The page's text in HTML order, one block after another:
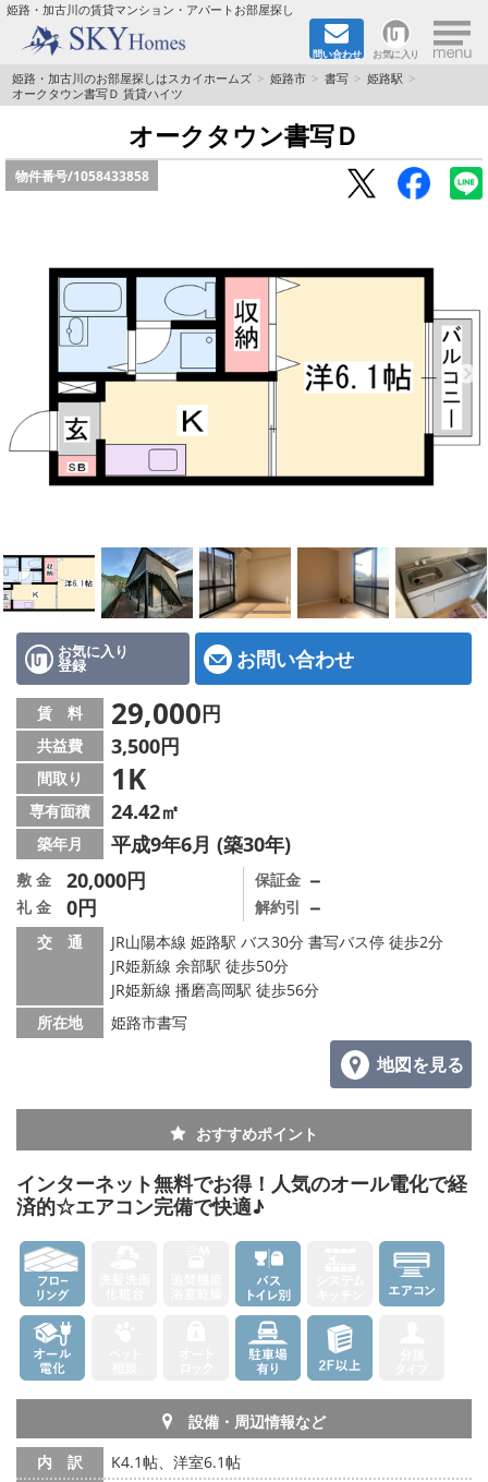
姫路・加古川の賃貸マンション・アパートお部屋探し
問い合わせ お気に入り ×
TOPページ
都市ガス·オール電化
☆新築物件☆
☆ペット飼育可能物件☆
☆ネット無料☆
路線·駅から探す
地域から探す
地図から探す
スタッフ紹介
店舗情報·アクセス
会社概要
メールでお問い合わせ
姫路・加古川のお部屋探しはスカイホームズ 姫路市 書写
姫路駅
オークタウン書写Ｄ 賃貸ハイツ
オークタウン書写Ｄ
物件番号/1058433858
お気に入り
登録 お問い合わせ
賃 料 29,000円
共益費 3,500円
間取り 1K
専有面積 24.42㎡
築年月 平成9年6月 (築30年)
敷 金 20,000円
礼 金 0円
保証金 －
解約引 －
交 通
JR山陽本線 姫路駅 バス30分 書写バス停 徒歩2分
JR姫新線 余部駅 徒歩50分
JR姫新線 播磨高岡駅 徒歩56分
所在地
姫路市書写
地図を見る
おすすめポイント
インターネット無料でお得！人気のオール電化で経
済的☆エアコン完備で快適♪
設備・周辺情報など
内 訳
K4.1帖、洋室6.1帖